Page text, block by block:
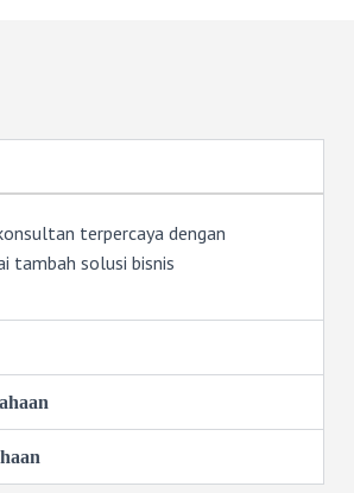
terpercaya dengan
tambah solusi bisnis